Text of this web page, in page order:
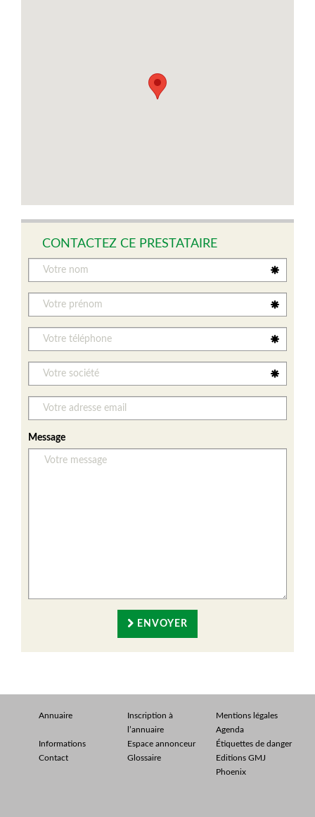
CONTACTEZ CE PRESTATAIRE
Message
ENVOYER
Annuaire
Inscription à
l’annuaire
Mentions légales
Agenda
Informations
Espace annonceur
Étiquettes de danger
Contact
Glossaire
Editions GMJ
Phoenix